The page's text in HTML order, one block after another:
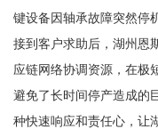
键设备因轴承故障突然停
接到客户求助后，湖州恩
应链网络协调资源，在极
避免了长时间停产造成的
种快速响应和责任心，让